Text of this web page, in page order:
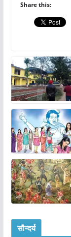
Share this:
सौन्दर्य